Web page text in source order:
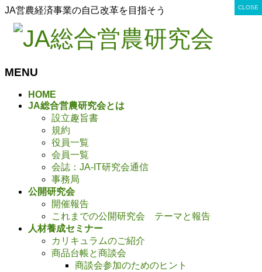
JA営農経済事業の自己改革を目指そう
MENU
HOME
JA総合営農研究会とは
設立趣旨書
規約
役員一覧
会員一覧
会誌：JA-IT研究会通信
事務局
公開研究会
開催報告
これまでの公開研究会 テーマと報告
人材養成セミナー
カリキュラムのご紹介
商品台帳と商談会
商談会参加のためのヒント
CLOSE
CLOSE
CLOSE
CLOSE
CLOSE
CLOSE
CLOSE
CLOSE
CLOSE
CLOSE
CLOSE
CLOSE
CLOSE
CLOSE
CLOSE
CLOSE
CLOSE
CLOSE
CLOSE
CLOSE
CLOSE
CLOSE
CLOSE
CLOSE
CLOSE
CLOSE
CLOSE
CLOSE
CLOSE